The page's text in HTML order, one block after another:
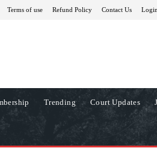
Terms of use Refund Policy Contact Us
Trending Court Updates